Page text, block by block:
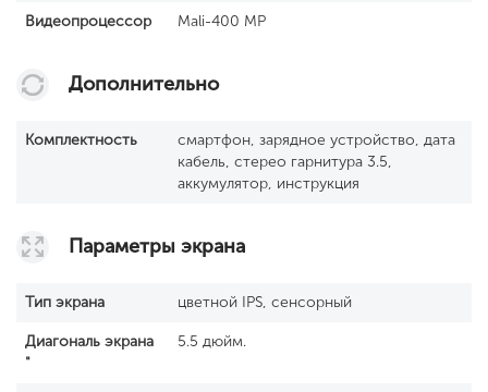
Видеопроцессор Mali-400 MP
Дополнительно
Комплектность
смартфон, зарядное устройство, дата
кабель, стерео гарнитура 3.5,
аккумулятор, инструкция
Параметры экрана
Тип экрана цветной IPS, сенсорный
Диагональ экрана
"
5.5 дюйм.